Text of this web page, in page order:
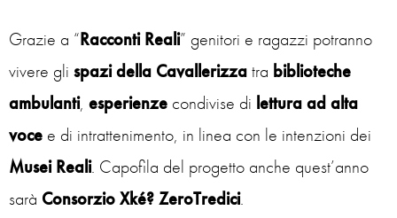
Grazie a “Racconti Reali” genitori e ragazzi potranno
vivere gli spazi della Cavallerizzatra biblioteche
ambulanti, esperienze condivise di letturaadalta
voce e di intrattenimento, in linea con le intenzioni dei
Musei Reali. Capofila del progetto anche quest’anno
sarà Consorzio Xké? ZeroTredici.